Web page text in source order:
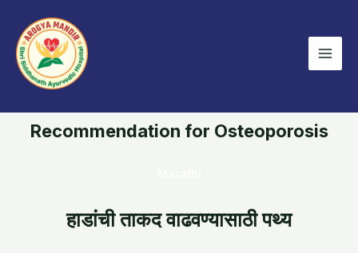
content
Recommendation for Osteoporosis
हाडांची ताकद वाढवण्यासाठी पथ्य